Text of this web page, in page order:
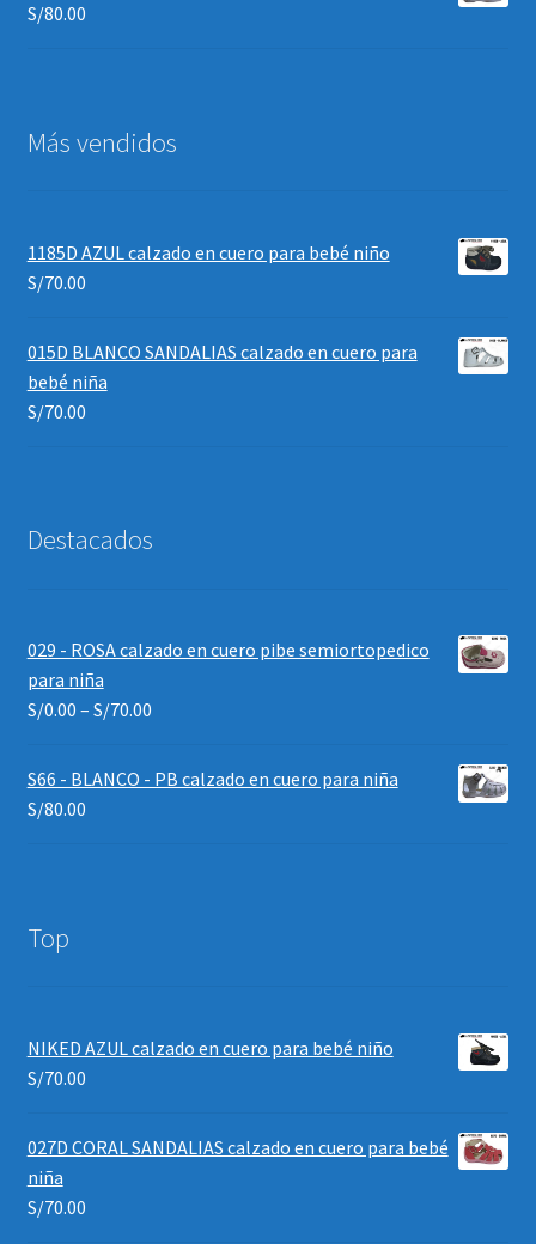
S/80.00
Más vendidos
1185D AZUL calzado en cuero para bebé niño
S/70.00
015D BLANCO SANDALIAS calzado en cuero para
bebé niña
S/70.00
Destacados
029 - ROSA calzado en cuero pibe semiortopedico
para niña
S/0.00 – S/70.00
S66 - BLANCO - PB calzado en cuero para niña
S/80.00
Top
NIKED AZUL calzado en cuero para bebé niño
S/70.00
027D CORAL SANDALIAS calzado en cuero para bebé
niña
S/70.00